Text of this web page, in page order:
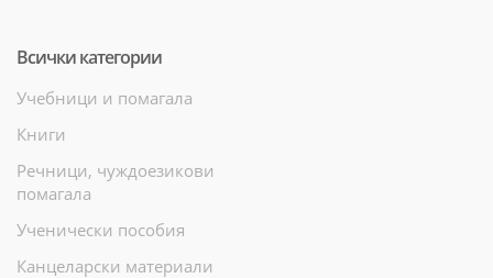
Всички категории
Учебници и помагала
Книги
Речници, чуждоезикови
помагала
Ученически пособия
Канцеларски материали